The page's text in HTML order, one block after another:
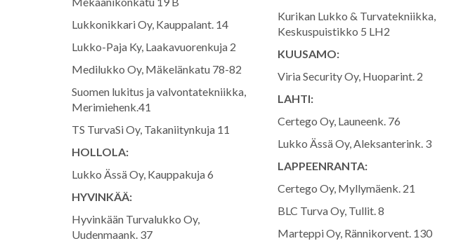
Lukkonikkari Oy, Kauppalant. 14
Lukko-Paja Ky, Laakavuorenkuja 2
Medilukko Oy, Mäkelänkatu 78-82
Suomen lukitus ja valvontatekniikka,
Merimiehenk.41
TS TurvaSi Oy, Takaniitynkuja 11
HOLLOLA:
Lukko Ässä Oy, Kauppakuja 6
HYVINKÄÄ:
Hyvinkään Turvalukko Oy,
Uudenmaank. 37
Kurikan Lukko & Turvatekniikka,
Keskuspuistikko 5 LH2
KUUSAMO:
Viria Security Oy, Huoparint. 2
LAHTI:
Certego Oy, Launeenk. 76
Lukko Ässä Oy, Aleksanterink. 3
LAPPEENRANTA:
Certego Oy, Myllymäenk. 21
BLC Turva Oy, Tullit. 8
Marteppi Oy, Rännikorvent. 130